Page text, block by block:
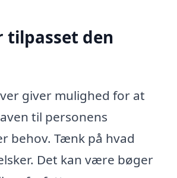
tilpasset den
giver mulighed for at
til personens
behov. Tænk på hvad
Det kan være bøger